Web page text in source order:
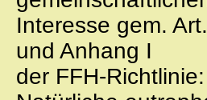
Interesse gem.
und Anhang I
der FFH-Richtlinie: